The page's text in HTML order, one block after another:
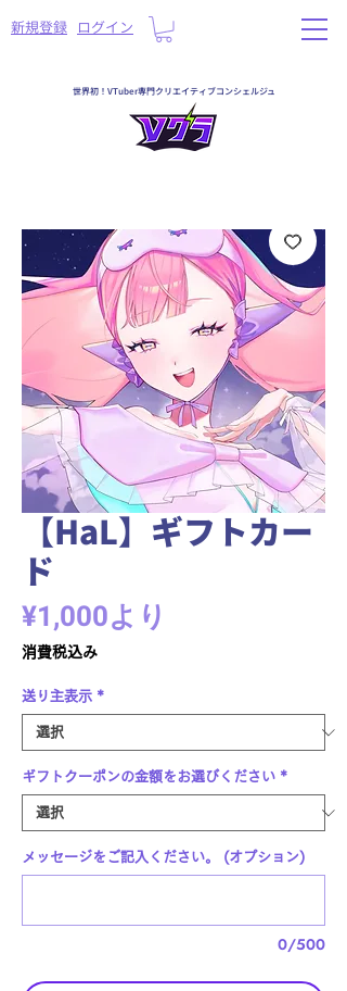
​新規登録 ログイン
世界初！VTuber専門クリエイティブコンシェルジュ
【HaL】ギフトカー
ド
¥1,000より
価
格
消費税込み
送り主表示 *
ギフトクーポンの金額をお選びください *
メッセージをご記入ください。 (オプション)
0/500